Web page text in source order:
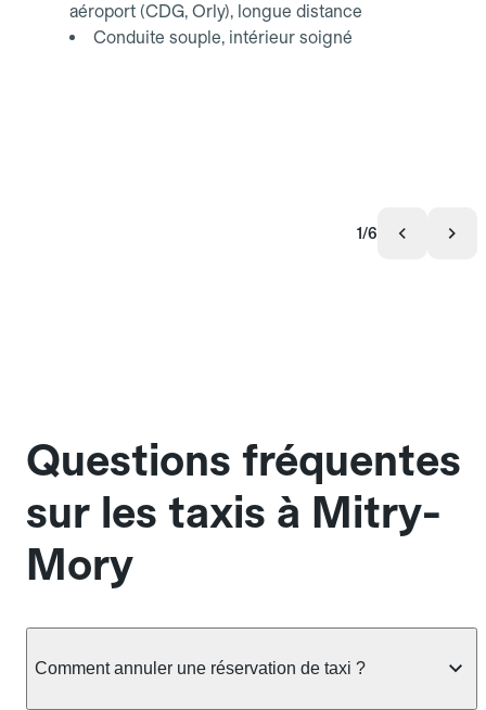
aéroport (CDG, Orly), longue distance
Conduite souple, intérieur soigné
1/6
Questions fréquentes
sur les taxis à Mitry-
Mory
Comment annuler une réservation de taxi ?